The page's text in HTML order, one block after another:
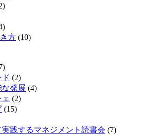
方 (10)
(2)
な発展 (4)
(2)
(15)
実践するマネジメント読書会 (7)